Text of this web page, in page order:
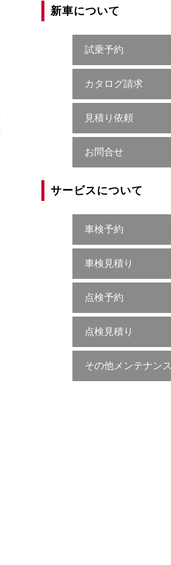
新車について
試乗予約
カタログ請求
見積り依頼
お問合せ
サービスについて
車検予約
車検見積り
点検予約
点検見積り
その他メンテナンス